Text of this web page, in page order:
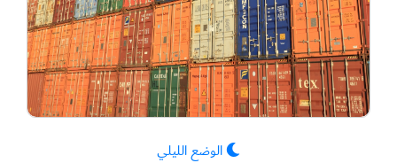
الوضع الليلي